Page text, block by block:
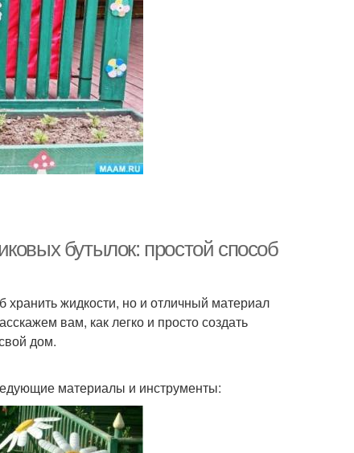
бутылок: простой способ
хранить жидкости, но и отличный материал
вам, как легко и просто создать
дом.
материалы и инструменты: